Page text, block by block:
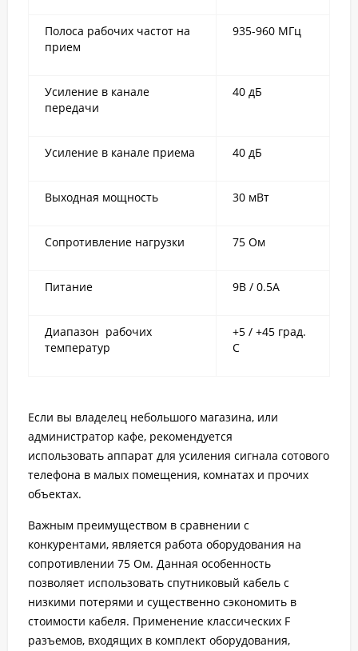
Полоса рабочих частот на
прием
935-960 МГц
Усиление в канале
передачи
40 дБ
Усиление в канале приема 40 дБ
Выходная мощность 30 мВт
Сопротивление нагрузки 75 Ом
Питание 9В / 0.5A
Диапазон рабочих
температур
+5 / +45 град.
С
Если вы владелец небольшого магазина, или
администратор кафе, рекомендуется
использовать аппарат для усиления сигнала сотового
телефона в малых помещения, комнатах и прочих
объектах.
Важным преимуществом в сравнении с
конкурентами, является работа оборудования на
сопротивлении 75 Ом. Данная особенность
позволяет использовать спутниковый кабель с
низкими потерями и существенно сэкономить в
стоимости кабеля. Применение классических F
разъемов, входящих в комплект оборудования,